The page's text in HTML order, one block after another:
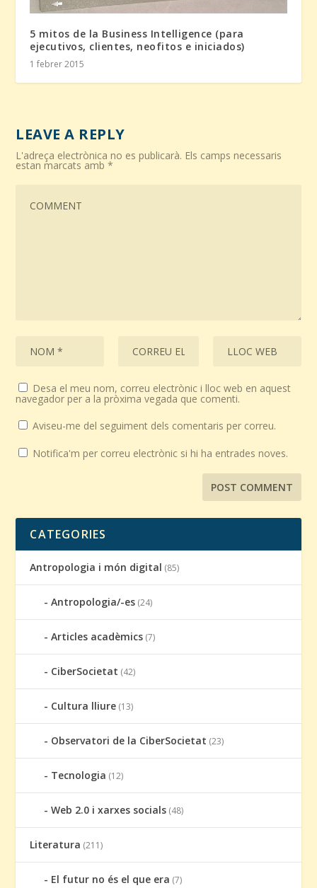
5 mitos de la Business Intelligence (para
ejecutivos, clientes, neofitos e iniciados)
1 febrer 2015
LEAVE A REPLY
L'adreça electrònica no es publicarà. Els camps necessaris
estan marcats amb*
Desa el meu nom, correu electrònic i lloc web en aquest
navegador per a la pròxima vegada que comenti.
Aviseu-me del seguiment dels comentaris per correu.
Notifica'm per correu electrònic si hi ha entrades noves.
CATEGORIES
Antropologia i món digital (85)
Antropologia/-es (24)
Articles acadèmics (7)
CiberSocietat (42)
Cultura lliure (13)
Observatori de la CiberSocietat (23)
Tecnologia (12)
Web 2.0 i xarxes socials (48)
Literatura (211)
El futur no és el que era (7)